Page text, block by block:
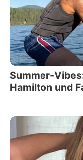
Summer-
Hamilton und